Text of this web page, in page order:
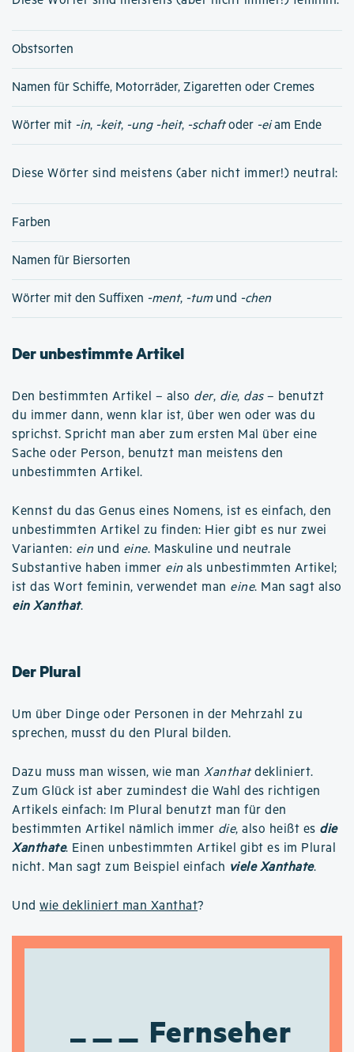
Obstsorten
Namen für Schiffe, Motorräder, Zigaretten oder Cremes
Wörter mit -in, -keit, -ung -heit, -schaftoder -eiam Ende
Diese Wörter sind meistens (aber nicht immer!) neutral:
Farben
Namen für Biersorten
Wörter mit den Suffixen -ment, -tumund -chen
Der unbestimmte Artikel
Den bestimmten Artikel – also der, die, das– benutzt
du immer dann, wenn klar ist, über wen oder was du
sprichst. Spricht man aber zum ersten Mal über eine
Sache oder Person, benutzt man meistens den
unbestimmten Artikel.
Kennst du das Genus eines Nomens, ist es einfach, den
unbestimmten Artikel zu finden: Hier gibt es nur zwei
Varianten: ein und eine. Maskuline und neutrale
Substantive haben immer ein als unbestimmten Artikel;
ist das Wort feminin, verwendet man eine. Man sagt also
ein Xanthat.
Der Plural
Um über Dinge oder Personen in der Mehrzahl zu
sprechen, musst du den Plural bilden.
Dazu muss man wissen, wie man Xanthatdekliniert.
Zum Glück ist aber zumindest die Wahl des richtigen
Artikels einfach: Im Plural benutzt man für den
bestimmten Artikel nämlich immer die, also heißt es die
Xanthate. Einen unbestimmten Artikel gibt es im Plural
nicht. Man sagt zum Beispiel einfach viele Xanthate.
Und wie dekliniert man Xanthat?
Fernseher